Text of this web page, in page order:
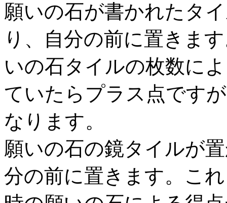
願いの石が書かれたタ
り、自分の前に置きま
いの石タイルの枚数に
ていたらプラス点です
なります。
願いの石の鏡タイルが
分の前に置きます。こ